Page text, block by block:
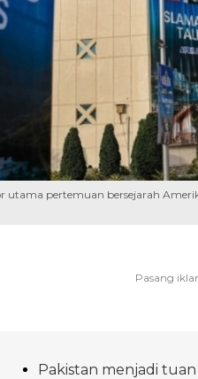
utama pertemuan bersejarah
Pakistan menjadi